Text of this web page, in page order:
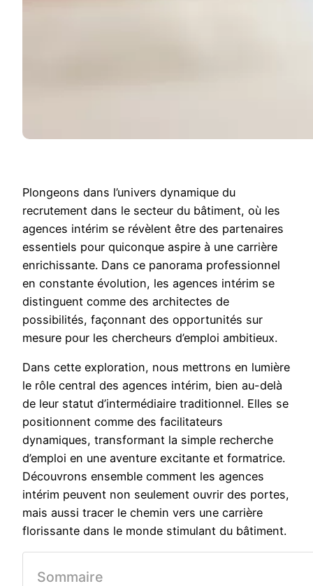
Plongeons dans l’univers dynamique du
recrutement dans le secteur du bâtiment, où les
agences intérim se révèlent être des partenaires
essentiels pour quiconque aspire à une carrière
enrichissante. Dans ce panorama professionnel
en constante évolution, les agences intérim se
distinguent comme des architectes de
possibilités, façonnant des opportunités sur
mesure pour les chercheurs d’emploi ambitieux.
Dans cette exploration, nous mettrons en lumière
le rôle central des agences intérim, bien au-delà
de leur statut d’intermédiaire traditionnel. Elles se
positionnent comme des facilitateurs
dynamiques, transformant la simple recherche
d’emploi en une aventure excitante et formatrice.
Découvrons ensemble comment les agences
intérim peuvent non seulement ouvrir des portes,
mais aussi tracer le chemin vers une carrière
florissante dans le monde stimulant du bâtiment.
Sommaire